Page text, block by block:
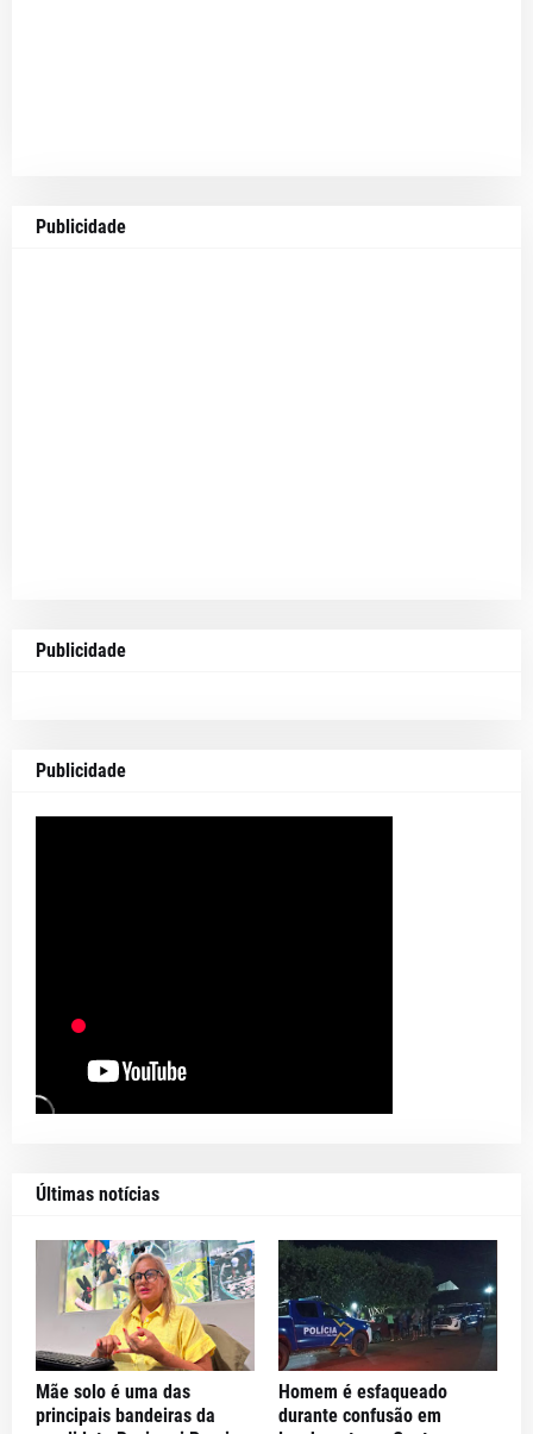
Publicidade
Publicidade
Publicidade
Últimas notícias
Mãe solo é uma das
principais bandeiras da
Homem é esfaqueado
durante confusão em